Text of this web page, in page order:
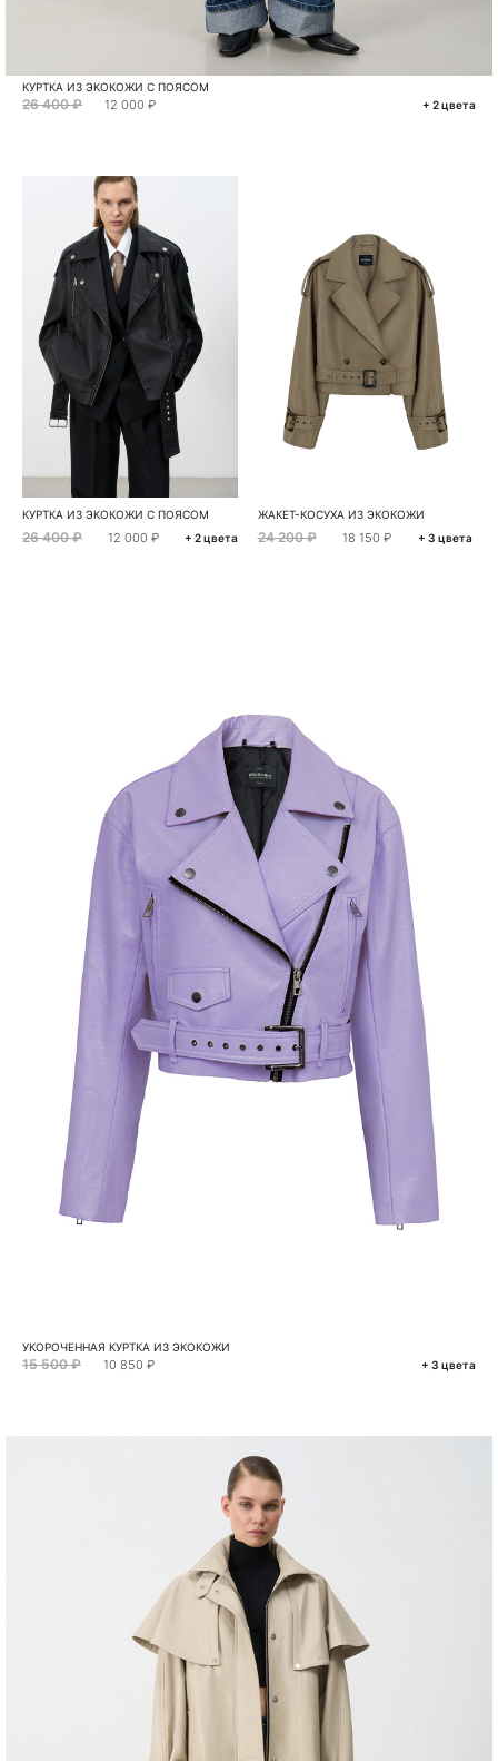
КУРТКА ИЗ ЭКОКОЖИ С ПОЯСОМ
26 400 ₽ 12 000 ₽ + 2 цвета
КУРТКА ИЗ ЭКОКОЖИ С ПОЯСОМ
26 400 ₽ 12 000 ₽ + 2 цвета
ЖАКЕТ-КОСУХА ИЗ ЭКОКОЖИ
24 200 ₽ 18 150 ₽ + 3 цвета
УКОРОЧЕННАЯ КУРТКА ИЗ ЭКОКОЖИ
15 500 ₽ 10 850 ₽ + 3 цвета